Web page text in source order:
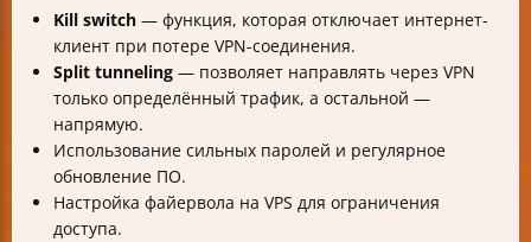
Kill switch — функция, которая отключает интернет-
клиент при потере VPN-соединения.
Split tunneling — позволяет направлять через VPN
только определённый трафик, а остальной —
напрямую.
Использование сильных паролей и регулярное
обновление ПО.
Настройка файервола на VPS для ограничения
доступа.